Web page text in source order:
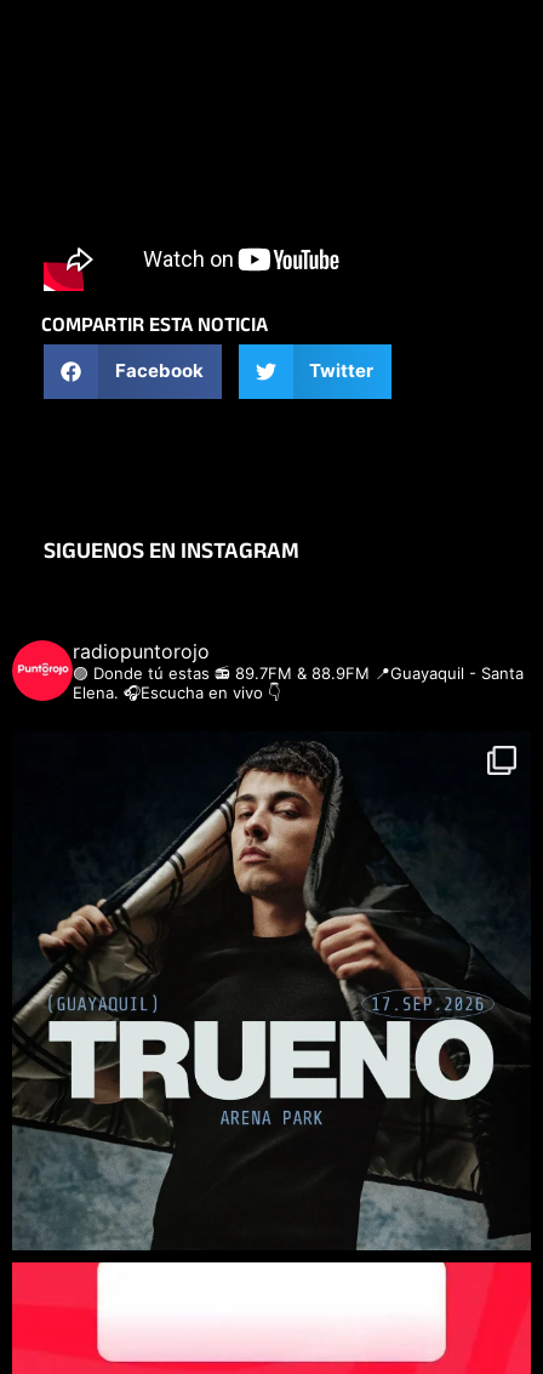
COMPARTIR ESTA NOTICIA
Facebook Twitter
SIGUENOS EN INSTAGRAM
radiopuntorojo
🟣 Donde tú estas 📻 89.7FM & 88.9FM 📍Guayaquil - Santa
Elena. 🎧Escucha en vivo 👇